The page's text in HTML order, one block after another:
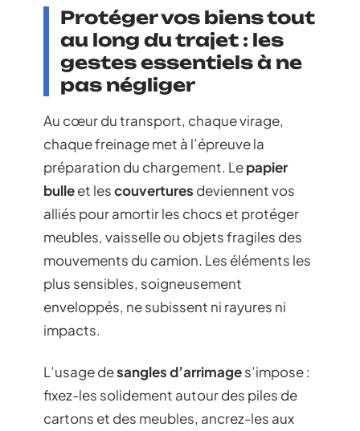
Protéger vos biens tout
au long du trajet : les
gestes essentiels à ne
pas négliger
Au cœur du transport, chaque virage,
chaque freinage met à l’épreuve la
préparation du chargement. Lepapier
bulleet lescouvertures deviennent vos
alliés pour amortir les chocs et protéger
meubles, vaisselle ou objets fragiles des
mouvements du camion. Les éléments les
plus sensibles, soigneusement
enveloppés, ne subissent ni rayures ni
impacts.
L’usage desangles d’arrimages’impose :
fixez-les solidement autour des piles de
cartons et des meubles, ancrez-les aux